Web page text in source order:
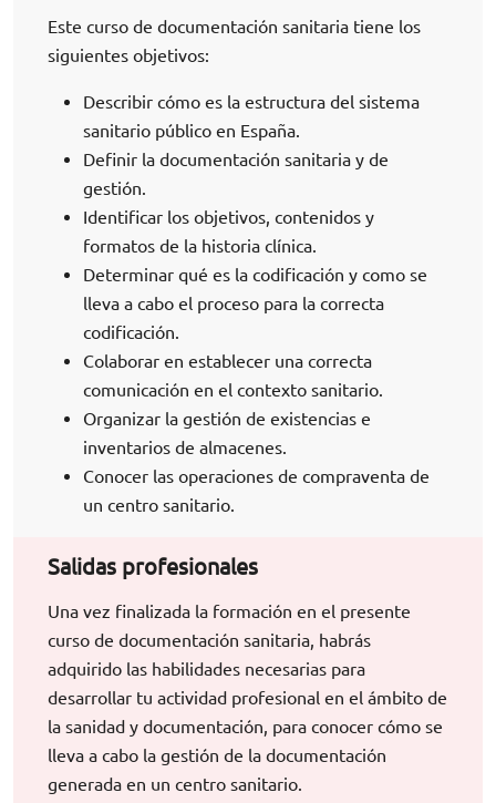
Este curso de documentación sanitaria tiene los
siguientes objetivos:
Describir cómo es la estructura del sistema
sanitario público en España.
Definir la documentación sanitaria y de
gestión.
Identificar los objetivos, contenidos y
formatos de la historia clínica.
Determinar qué es la codificación y como se
lleva a cabo el proceso para la correcta
codificación.
Colaborar en establecer una correcta
comunicación en el contexto sanitario.
Organizar la gestión de existencias e
inventarios de almacenes.
Conocer las operaciones de compraventa de
un centro sanitario.
Salidas profesionales
Una vez finalizada la formación en el presente
curso de documentación sanitaria, habrás
adquirido las habilidades necesarias para
desarrollar tu actividad profesional en el ámbito de
la sanidad y documentación, para conocer cómo se
lleva a cabo la gestión de la documentación
generada en un centro sanitario.